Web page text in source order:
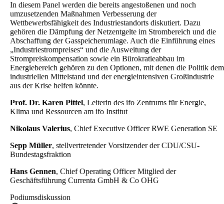
In diesem Panel werden die bereits angestoßenen und noch
umzusetzenden Maßnahmen Verbesserung der
Wettbewerbsfähigkeit des Industriestandorts diskutiert. Dazu
gehören die Dämpfung der Netzentgelte im Strombereich und die
Abschaffung der Gasspeicherumlage. Auch die Einführung eines
„Industriestrompreises“ und die Ausweitung der
Strompreiskompensation sowie ein Bürokratieabbau im
Energiebereich gehören zu den Optionen, mit denen die Politik dem
industriellen Mittelstand und der energieintensiven Großindustrie
aus der Krise helfen könnte.
Prof. Dr. Karen Pittel, Leiterin des ifo Zentrums für Energie,
Klima und Ressourcen am ifo Institut
Nikolaus Valerius, Chief Executive Officer RWE Generation SE
Sepp Müller, stellvertretender Vorsitzender der CDU/CSU-
Bundestagsfraktion
Hans Gennen, Chief Operating Officer Mitglied der
Geschäftsführung Currenta GmbH & Co OHG
Podiumsdiskussion